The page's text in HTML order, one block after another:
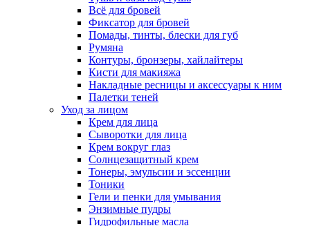
Всё для бровей
Фиксатор для бровей
Помады, тинты, блески для губ
Румяна
Контуры, бронзеры, хайлайтеры
Кисти для макияжа
Накладные ресницы и аксессуары к ним
Палетки теней
Уход за лицом
Крем для лица
Сыворотки для лица
Крем вокруг глаз
Солнцезащитный крем
Тонеры, эмульсии и эссенции
Тоники
Гели и пенки для умывания
Энзимные пудры
Гидрофильные масла